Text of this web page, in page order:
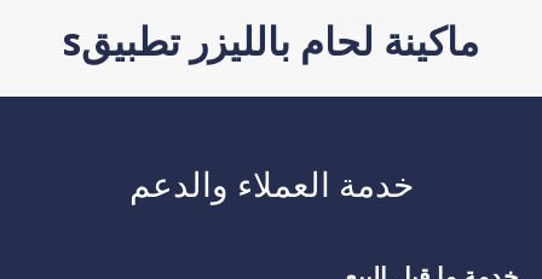
ماكينة لحام بالليزر تطبيقs
خدمة العملاء والدعم